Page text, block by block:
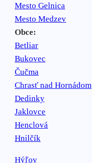
Mesto Gelnica
Mesto Medzev
Obce:
Betliar
Bukovec
Čučma
Chrasť nad Hornádom
Dedinky
Jaklovce
Henclová
Hnilčík
Hýľov